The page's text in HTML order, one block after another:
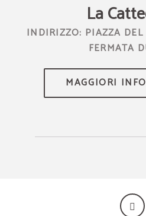
La
INDIRIZZO: PIAZZA DEL
FERMATA